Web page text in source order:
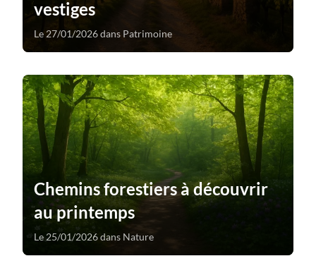
vestiges
Le 27/01/2026 dans Patrimoine
Chemins forestiers à découvrir
au printemps
Le 25/01/2026 dans Nature